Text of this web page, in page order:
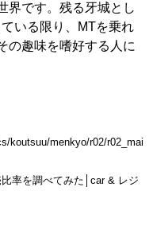
界です。残る牙城とし
いる限り、MTを乗れ
の趣味を嗜好する人に
koutsuu/menkyo/r02/r02_mai
率を調べてみた│car & レジ